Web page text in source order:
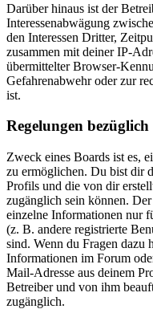
Darüber hinaus ist der
Interessenabwägung
den Interessen Dritter,
zusammen mit deiner IP-
übermittelter Browser-
Gefahrenabwehr oder zur
ist.
Regelungen
Zweck eines Boards ist es,
zu ermöglichen. Du bist dir
Profils und die von dir
zugänglich sein können.
einzelne Informationen nur
(z. B. andere registrierte
sind. Wenn du Fragen dazu
Informationen im Forum
Mail-Adresse aus deinem
Betreiber und von ihm
zugänglich.